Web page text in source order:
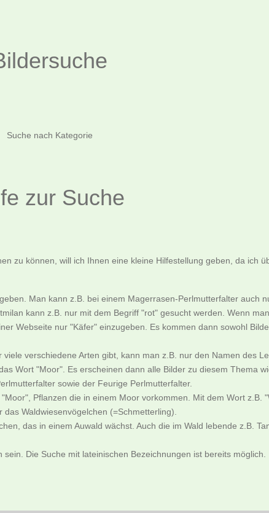
Suche nach Kategorie
zur Suche
zu können, will ich Ihnen eine kleine Hilfestellung geben, da ich
Man kann z.B. bei einem Magerrasen-Perlmutterfalter auch
kann z.B. nur mit dem Begriff "rot" gesucht werden. Wenn
Webseite nur "Käfer" einzugeben. Es kommen dann sowohl
verschiedene Arten gibt, kann man z.B. nur den Namen des
Wort "Moor". Es erscheinen dann alle Bilder zu diesem Thema
sowie der Feurige Perlmutterfalter.
Pflanzen die in einem Moor vorkommen. Mit dem Wort z.B.
Waldwiesenvögelchen (=Schmetterling).
das in einem Auwald wächst. Auch die im Wald lebende z.B.
Die Suche mit lateinischen Bezeichnungen ist bereits möglich.